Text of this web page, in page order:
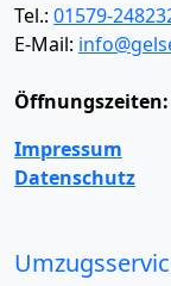
Tel.: 01579-
E-Mail:
Öffnungszeiten:
Impressum
Datenschutz